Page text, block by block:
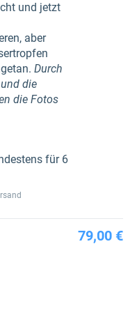
und jetzt
aber
Durch
die
die Fotos
für 6
79,00 €